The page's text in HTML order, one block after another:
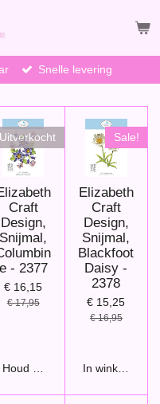
Snelle levering
Uitverkocht
Craft
Design,
Snijmal,
e - 2377
€ 16,15
€ 17,95
Houd mij op de hoogte
Sale!
Elizabeth
Craft
Design,
Snijmal,
Blackfoot
Daisy -
2378
€ 15,25
€ 16,95
In winkelwagen